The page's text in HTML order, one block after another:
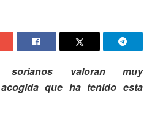
sorianos valoran muy
que ha tenido esta